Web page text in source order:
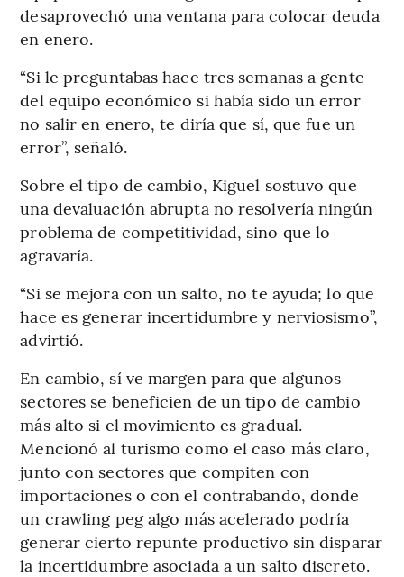
desaprovechó una ventana para colocar deuda
en enero.
“Si le preguntabas hace tres semanas a gente
del equipo económico si había sido un error
no salir en enero, te diría que sí, que fue un
error”, señaló.
Sobre el tipo de cambio, Kiguel sostuvo que
una devaluación abrupta no resolvería ningún
problema de competitividad, sino que lo
agravaría.
“Si se mejora con un salto, no te ayuda; lo que
hace es generar incertidumbre y nerviosismo”,
advirtió.
En cambio, sí ve margen para que algunos
sectores se beneficien de un tipo de cambio
más alto si el movimiento es gradual.
Mencionó al turismo como el caso más claro,
junto con sectores que compiten con
importaciones o con el contrabando, donde
un crawling peg algo más acelerado podría
generar cierto repunte productivo sin disparar
la incertidumbre asociada a un salto discreto.